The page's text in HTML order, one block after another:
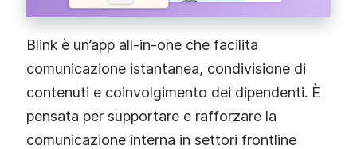
Blink è un’app all‑in‑one che facilita
comunicazione istantanea, condivisione di
contenuti e coinvolgimento dei dipendenti. È
pensata per supportare e rafforzare la
comunicazione interna in settori frontline